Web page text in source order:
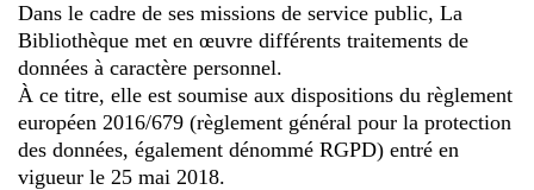
Dans le cadre de ses missions de service public, La
Bibliothèque met en œuvre différents traitements de
données à caractère personnel.
À ce titre, elle est soumise aux dispositions du règlement
européen 2016/679 (règlement général pour la protection
des données, également dénommé RGPD) entré en
vigueur le 25 mai 2018.